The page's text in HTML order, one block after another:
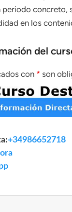
periodo concreto,
en los
del
con * son
+34986652718